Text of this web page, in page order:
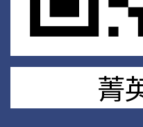
菁